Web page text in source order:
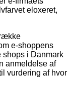
eloxeret,
e-shoppens
shops i Danmark
anmeldelse af
vurdering af hvor